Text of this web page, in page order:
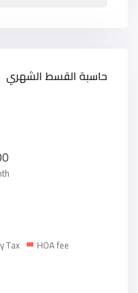
حاسبة القسط الشهري
Tax HOA fee